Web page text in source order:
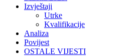
Izvještaji
Utrke
Kvalifikacije
Analiza
Povijest
OSTALE VIJESTI